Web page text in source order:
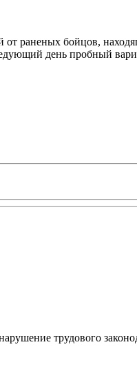
от раненых бойцов,
день пробный
трудового